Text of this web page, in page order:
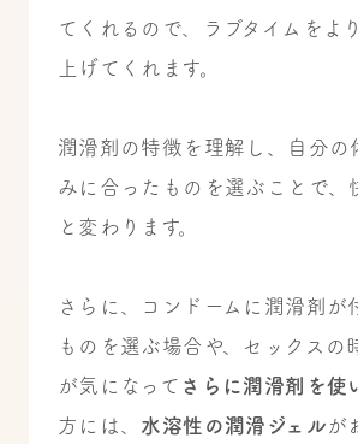
てくれるので、ラブタイムをよ
上げてくれます。
潤滑剤の特徴を理解し、自分の
みに合ったものを選ぶことで、
と変わります。
さらに、コンドームに潤滑剤が
ものを選ぶ場合や、セックスの
が気になって さらに潤滑剤を使
方には、 水溶性の潤滑ジェル が